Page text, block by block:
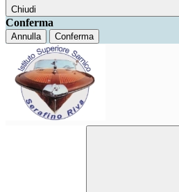
Chiudi
Conferma
Annulla Conferma